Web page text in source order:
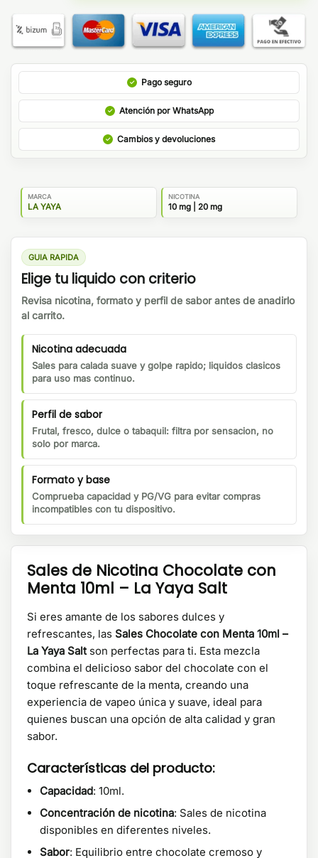
Pago seguro
Atención por WhatsApp
Cambios y devoluciones
MARCA
LA YAYA
NICOTINA
10 mg | 20 mg
GUIA RAPIDA
Elige tu liquido con criterio
Revisa nicotina, formato y perfil de sabor antes de anadirlo
al carrito.
Nicotina adecuada
Sales para calada suave y golpe rapido; liquidos clasicos
para uso mas continuo.
Perfil de sabor
Frutal, fresco, dulce o tabaquil: filtra por sensacion, no
solo por marca.
Formato y base
Comprueba capacidad y PG/VG para evitar compras
incompatibles con tu dispositivo.
Sales de Nicotina Chocolate con
Menta 10ml – La Yaya Salt
Si eres amante de los sabores dulces y
refrescantes, las Sales Chocolate con Menta 10ml –
La Yaya Saltson perfectas para ti. Esta mezcla
combina el delicioso sabor del chocolate con el
toque refrescante de la menta, creando una
experiencia de vapeo única y suave, ideal para
quienes buscan una opción de alta calidad y gran
sabor.
Características del producto:
Capacidad: 10ml.
Concentración de nicotina: Sales de nicotina
disponibles en diferentes niveles.
Sabor: Equilibrio entre chocolate cremoso y